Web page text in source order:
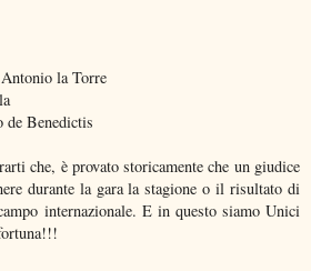
la Torre
Benedictis
che, è provato storicamente che un giudice
durante la gara la stagione o il risultato di
internazionale. E in questo siamo Unici